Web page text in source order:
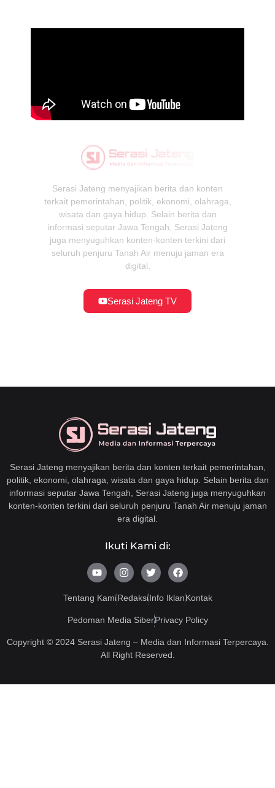
Serasi Jateng menyajikan berita dan konten
terkait pemerintahan, politik, ekonomi, olahraga,
wisata dan gaya hidup. Selain berita dan
informasi seputar Jawa Tengah, Serasi Jateng
juga menyuguhkan konten-konten terkini dari
seluruh penjuru Tanah Air menuju jaman era
digital.
Serasi Jateng TV
Serasi Jateng menyajikan berita dan konten terkait pemerintahan,
politik, ekonomi, olahraga, wisata dan gaya hidup. Selain berita dan
informasi seputar Jawa Tengah, Serasi Jateng juga menyuguhkan
konten-konten terkini dari seluruh penjuru Tanah Air menuju jaman
era digital.
Ikuti Kami di:
Y
o
t
e
I
n
t
g
r
m
T
w
t
e
r
F
a
e
o
Tentang KamiRedaksiInfo IklanKontak
Pedoman Media SiberPrivacy Policy
Copyright © 2024 Serasi Jateng – Media dan Informasi Terpercaya.
All Right Reserved.